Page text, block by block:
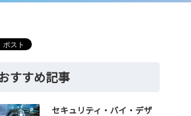
すすめ記事
セキュリティ・バイ・デザ